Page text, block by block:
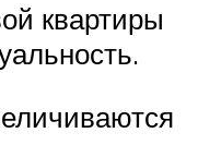
квартиры